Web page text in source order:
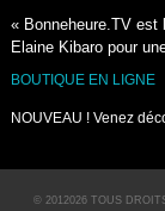
« Bonneheure.TV est
Elaine Kibaro pour
BOUTIQUE EN LIGNE
NOUVEAU ! Venez
© 2012026 TOUS